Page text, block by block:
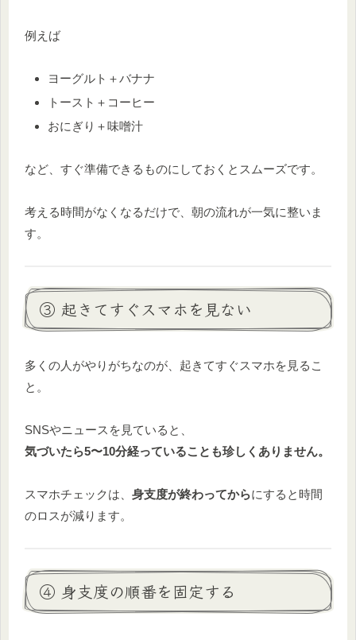
例えば
ヨーグルト＋バナナ
トースト＋コーヒー
おにぎり＋味噌汁
など、すぐ準備できるものにしておくとスムーズです。
考える時間がなくなるだけで、朝の流れが一気に整いま
す。
③ 起きてすぐスマホを見ない
多くの人がやりがちなのが、起きてすぐスマホを見るこ
と。
SNSやニュースを見ていると、
気づいたら5〜10分経っていることも珍しくありません。
スマホチェックは、 身支度が終わってからにすると時間
のロスが減ります。
④ 身支度の順番を固定する